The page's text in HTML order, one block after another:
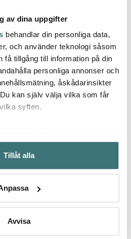
av dina uppgifter
behandlar din personliga data,
och använder teknologi såsom
få tillgång till information på din
personliga annonser och
åskådarinsikter
kan själv välja vilka som får
syften.
om din geografiska plats som
på upp till flera meter
genom att aktivt skanna den för
personliga uppgifter
ditt samtycke när som
Tillåt alla
Avvisa
Skultuna
Skultuna Ljusstake
Liljan 12,5 cm Mässing
1250 kr
av våra kunder